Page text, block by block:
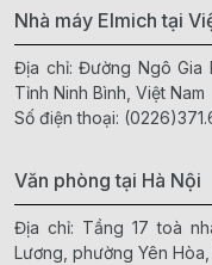
Nhà máy Elmich tại
Địa chỉ: Đường Ngô Gia
Tỉnh Ninh Bình, Việt Nam
Số điện thoại:
Văn phòng tại Hà Nội
Địa chỉ: Tầng 17 toà
Lương, phường Yên